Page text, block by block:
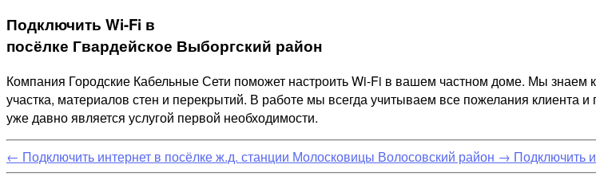
Подключить Wi-Fi в
посёлке Гвардейское Выборгский район
Компания Городские Кабельные Сети поможет настроить Wi-Fi в вашем частном доме. Мы знаем
участка, материалов стен и перекрытий. В работе мы всегда учитываем все пожелания
уже давно является услугой первой необходимости.
← Подключить интернет в посёлке ж.д. станции Молосковицы Волосовский район → Подключить